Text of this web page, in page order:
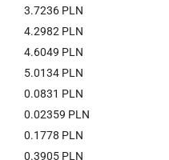
3.7236 PLN
4.2982 PLN
4.6049 PLN
5.0134 PLN
0.0831 PLN
0.02359 PLN
0.1778 PLN
0.3905 PLN